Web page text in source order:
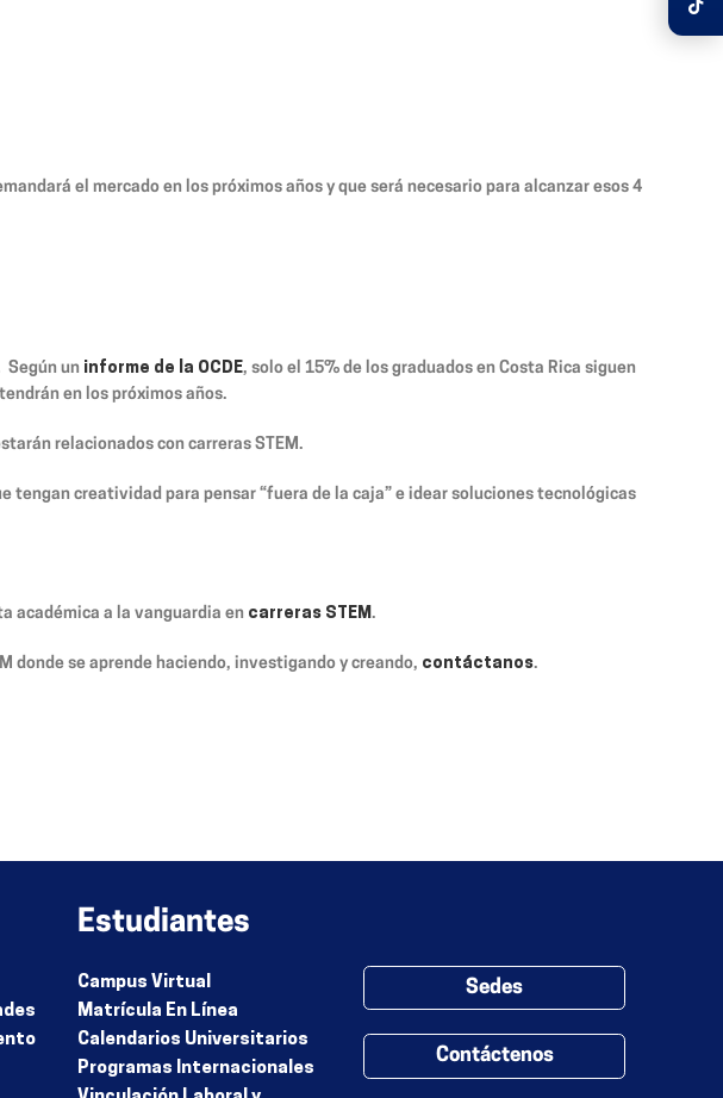
el mercado en los próximos años y que será necesario para alcanzar esos 4
Según un informe de la OCDE, solo el 15% de los graduados en Costa Rica siguen
en los próximos años.
relacionados con carreras STEM.
tengan creatividad para pensar “fuera de la caja” e idear soluciones tecnológicas
académica a la vanguardia en carreras STEM.
donde se aprende haciendo, investigando y creando, contáctanos.
Estudiantes
Campus Virtual
Matrícula En Línea
Calendarios Universitarios
Programas Internacionales
Sedes
Contáctenos